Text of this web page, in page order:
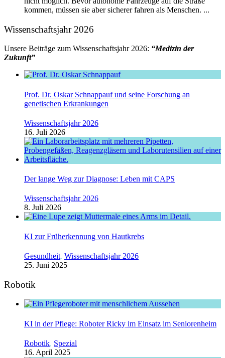
kommen, müssen sie aber sicherer fahren als Menschen. ...
Wissenschaftsjahr 2026
Unsere Beiträge zum Wissenschaftsjahr 2026: “Medizin der
Zukunft”
Prof. Dr. Oskar Schnappauf und seine Forschung an
genetischen Erkrankungen
Wissenschaftsjahr 2026
16. Juli 2026
Der lange Weg zur Diagnose: Leben mit CAPS
Wissenschaftsjahr 2026
8. Juli 2026
KI zur Früherkennung von Hautkrebs
Gesundheit, Wissenschaftsjahr 2026
25. Juni 2025
Robotik
KI in der Pflege: Roboter Ricky im Einsatz im Seniorenheim
Robotik, Spezial
16. April 2025